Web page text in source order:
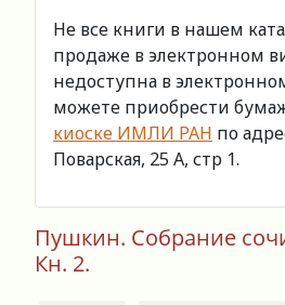
Не все книги в нашем
продаже в электронном
недоступна в
можете приобрести
киоске ИМЛИ РАН по
Поварская, 25 А, стр 1.
Пушкин. Собрание
Кн. 2.